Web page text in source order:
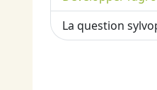
La question